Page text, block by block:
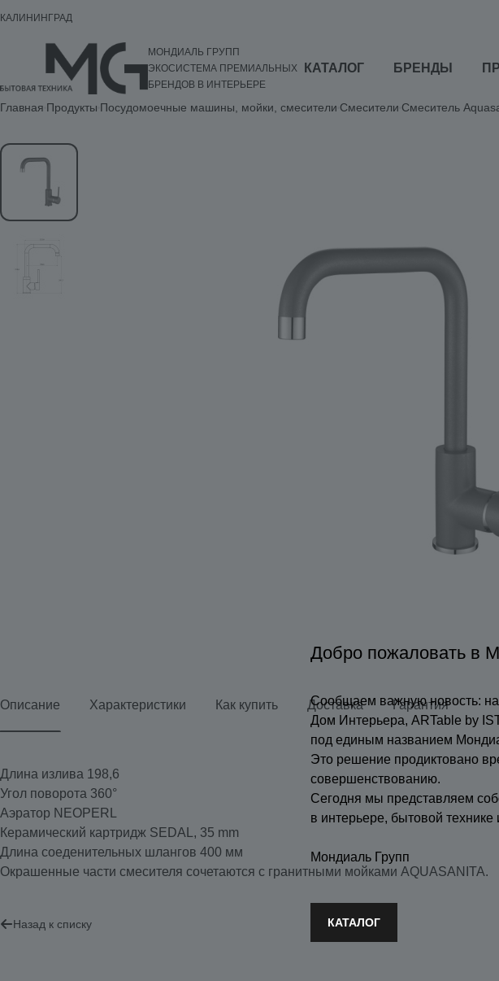
КАЛИНИНГРАД
МОНДИАЛЬ ГРУПП
ЭКОСИСТЕМА ПРЕМИАЛЬНЫХ
БРЕНДОВ В ИНТЕРЬЕРЕ
КАТАЛОГ БРЕНДЫ
Главная Продукты Посудомоечные машины, мойки, смесители Смесители Смеситель
Описание Характеристики Как купить Доставка Гарантия
Длина излива 198,6
Угол поворота 360°
Аэратор NEOPERL
Керамический картридж SEDAL, 35 mm
Длина соеденительных шлангов 400 мм
Окрашенные части смесителя сочетаются с гранитными мойками AQUASANITA.
Назад к списку
Добро пожаловать в
Сообщаем важную новость:
Дом Интерьера, ARTable by
под единым названием
Это решение продиктовано
совершенствованию.
Сегодня мы представляем
в интерьере, бытовой технике
Мондиаль Групп
КАТАЛОГ